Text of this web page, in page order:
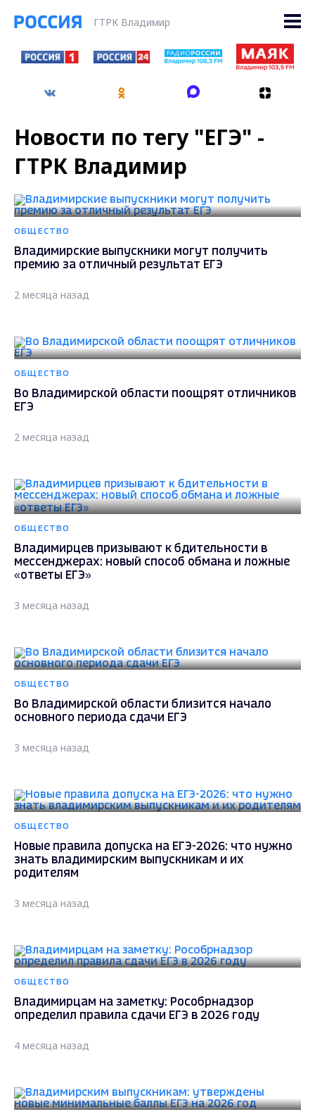
ГТРК Владимир
Новости по тегу "ЕГЭ" -
ГТРК Владимир
ОБЩЕСТВО
Владимирские выпускники могут получить
премию за отличный результат ЕГЭ
2 месяца назад
ОБЩЕСТВО
Во Владимирской области поощрят отличников
ЕГЭ
2 месяца назад
ОБЩЕСТВО
Владимирцев призывают к бдительности в
мессенджерах: новый способ обмана и ложные
«ответы ЕГЭ»
3 месяца назад
ОБЩЕСТВО
Во Владимирской области близится начало
основного периода сдачи ЕГЭ
3 месяца назад
ОБЩЕСТВО
Новые правила допуска на ЕГЭ-2026: что нужно
знать владимирским выпускникам и их
родителям
3 месяца назад
ОБЩЕСТВО
Владимирцам на заметку: Рособрнадзор
определил правила сдачи ЕГЭ в 2026 году
4 месяца назад